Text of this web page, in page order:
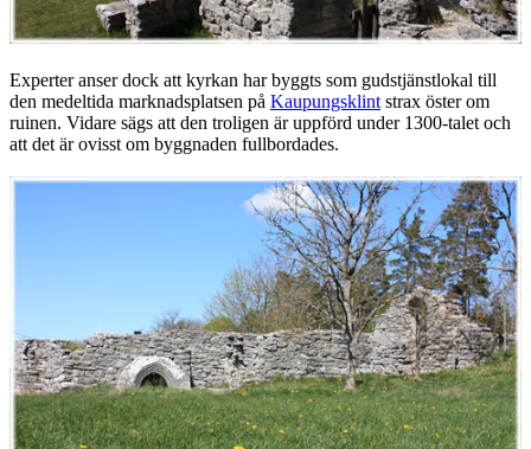
Experter anser dock att kyrkan har byggts som gudstjänstlokal till
den medeltida marknadsplatsen på Kaupungsklint strax öster om
ruinen. Vidare sägs att den troligen är uppförd under 1300-talet och
att det är ovisst om byggnaden fullbordades.